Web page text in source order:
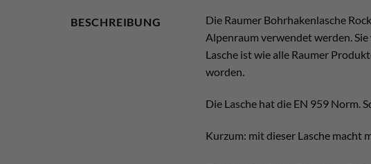
BESCHREIBUNG
Die Raumer Bohrhakenlasche
Alpenraum verwendet werden.
Lasche ist wie alle Raumer
worden.
Die Lasche hat die EN 959 Norm.
Kurzum: mit dieser Lasche macht